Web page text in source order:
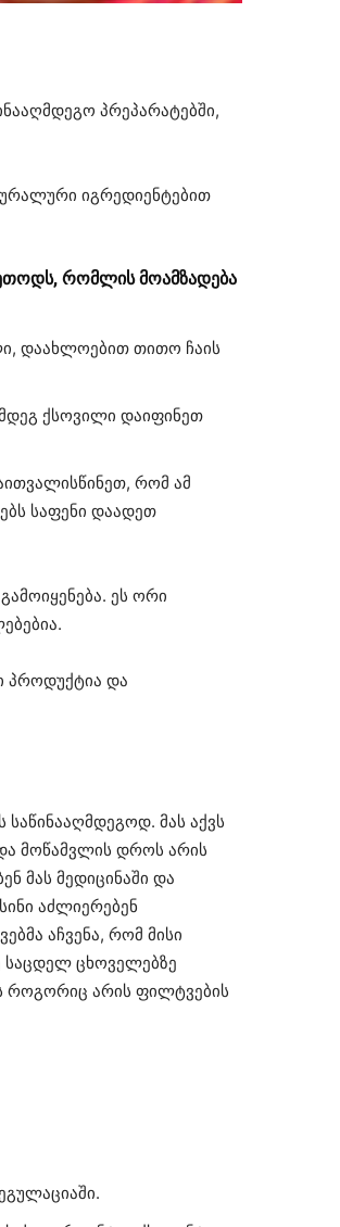
პრეპარატებში,
იგრედიენტებით
რომლის მოამზადება
დაახლოებით თითო ჩაის
ქსოვილი დაიფინეთ
რომ ამ
საფენი დაადეთ
ეს ორი
პროდუქტია და
მას აქვს
მოწამვლის დროს არის
მას მედიცინაში და
აძლიერებენ
აჩვენა, რომ მისი
საცდელ ცხოველებზე
როგორიც არის ფილტვების